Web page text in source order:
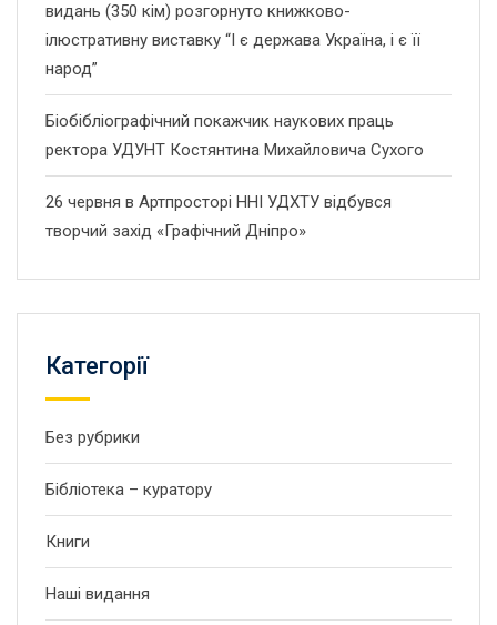
видань (350 кім) розгорнуто книжково-
ілюстративну виставку “І є держава Україна, і є її
народ”
Біобібліографічний покажчик наукових праць
ректора УДУНТ Костянтина Михайловича Сухого
26 червня в Артпросторі ННІ УДХТУ відбувся
творчий захід «Графічний Дніпро»
Категорії
Без рубрики
Бібліотека – куратору
Книги
Наші видання